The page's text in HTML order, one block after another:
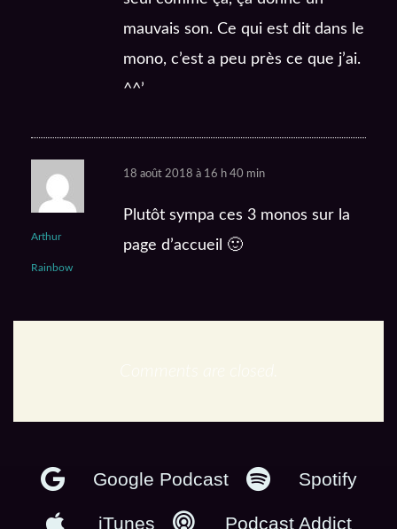
mauvais son. Ce qui est dit dans le
mono, c’est a peu près ce que j’ai.
^^’
Arthur
Rainbow
18 août 2018 à 16 h 40 min
Plutôt sympa ces 3 monos sur la
page d’accueil 🙂
Google Podcast Spotify
iTunes Podcast Addict